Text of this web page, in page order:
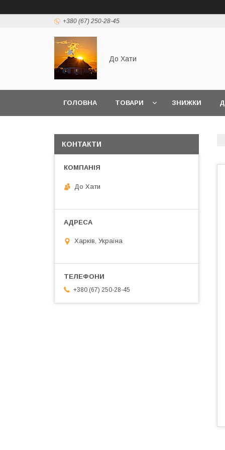
+380 (67) 250-28-45
До Хати
ГОЛОВНА ТОВАРИ ЗНИЖКИ
КОНТАКТИ
До Хати
Харків, Україна
+380 (67) 250-28-45